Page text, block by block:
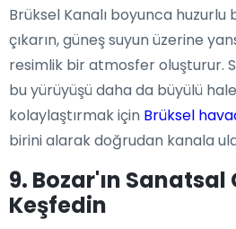
Brüksel Kanalı boyunca huzurlu
çıkarın, güneş suyun üzerine
resimlik bir atmosfer oluşturur.
bu yürüyüşü daha da büyülü
kolaylaştırmak için Brüksel
birini alarak doğrudan kanala
9. Bozar'ın
Keşfedin